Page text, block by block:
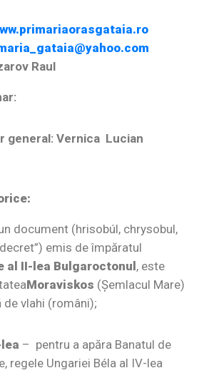
Raul
Vernica Lucian
document (hrisobúl, chrysobul,
emis de împăratul
al II-lea Bulgaroctonul , este
Moraviskos (Şemlacul Mare)
vlahi (români);
– pentru a apăra Banatul de
regele Ungariei Béla al IV-lea